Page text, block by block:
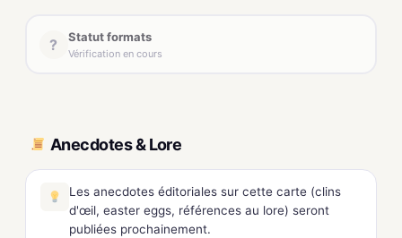
? Statut formats
Vérification en cours
Anecdotes & Lore
Les anecdotes éditoriales sur cette carte (clins
d'œil, easter eggs, références au lore) seront
publiées prochainement.